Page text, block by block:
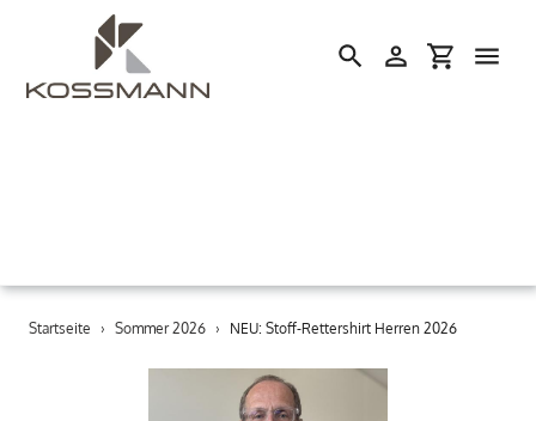
Direkt
SuchenEinloggen
Startseite › Sommer 2026 › NEU: Stoff-Rettershirt Herren 2026